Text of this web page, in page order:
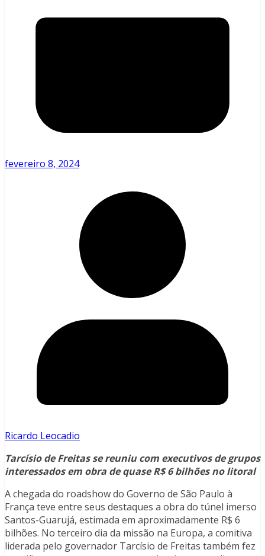
fevereiro 8, 2024
Ricardo Leocadio
Tarcísio de Freitas se reuniu com executivos de grupos
interessados em obra de quase R$ 6 bilhões no litoral
A chegada do roadshow do Governo de São Paulo à
França teve entre seus destaques a obra do túnel imerso
Santos-Guarujá, estimada em aproximadamente R$ 6
bilhões. No terceiro dia da missão na Europa, a comitiva
liderada pelo governador Tarcísio de Freitas também fez